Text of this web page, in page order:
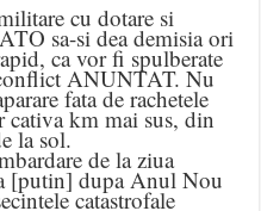
cu dotare si
sa-si dea demisia ori
ca vor fi spulberate
ANUNTAT. Nu
fata de rachetele
cativa km mai sus, din
la sol.
de la ziua
[putin] dupa Anul Nou
catastrofale